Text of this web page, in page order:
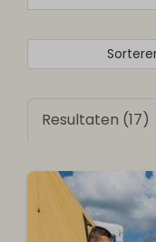
Resultaten (17)